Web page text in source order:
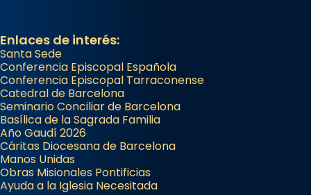
Enlaces de interés:
Santa Sede
Conferencia Episcopal Española
Conferencia Episcopal Tarraconense
Catedral de Barcelona
Seminario Conciliar de Barcelona
Basílica de la Sagrada Familia
Año Gaudí 2026
Cáritas Diocesana de Barcelona
Manos Unidas
Obras Misionales Pontificias
Ayuda a la Iglesia Necesitada